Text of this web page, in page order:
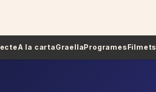
A la cartaGraellaProgramesFilmets